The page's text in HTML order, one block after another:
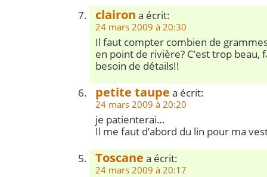
clairon a écrit:
24 mars 2009 à 20:30
Il faut compter combien de
en point de rivière? C’est trop beau,
besoin de détails!!
petite taupe a écrit:
24 mars 2009 à 20:20
je patienterai…
Il me faut d’abord du lin pour ma
Toscane a écrit:
24 mars 2009 à 20:17